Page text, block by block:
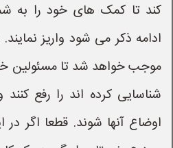
کند تا کمک های خود را به
ادامه ذکر می شود واریز
موجب خواهد شد تا مسئولین
شناسایی کرده اند را رفع
اوضاع آنها شوند. قطعا اگر